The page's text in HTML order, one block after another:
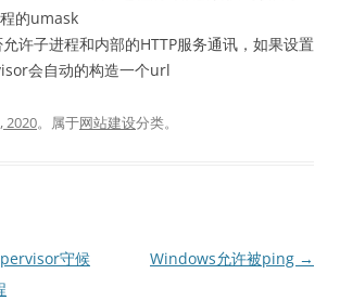
的umask
许子进程和内部的HTTP服务通讯，如果设置
会自动的构造一个url
2020。属于网站建设分类。
守候
Windows允许被ping →